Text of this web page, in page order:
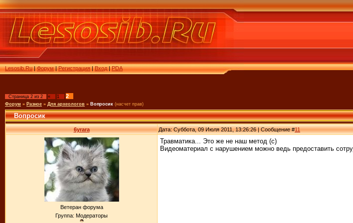
Lesosib.Ru|Форум|Регистрация|Вход|PDA
Страница 2 из 2 « 1 2
Форум » Разное » Для археологов » Вопросик (насчет прав)
Вопросик
6yrara Дата: Суббота, 09 Июля 2011, 13:26:26 | Сообщение #11
Ветеран форума
Группа: Модераторы
Травматика... Это же не наш метод (с)
Видеоматериал с нарушением можно ведь предоставить